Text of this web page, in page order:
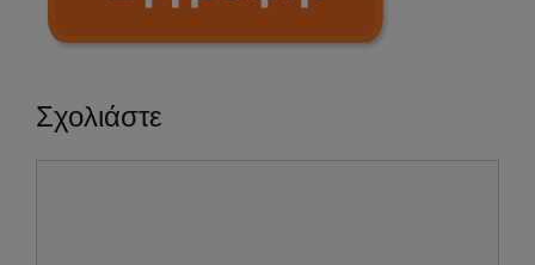
Σχολιάστε